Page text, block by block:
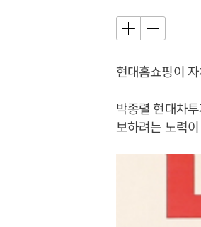
현대홈쇼핑이
박종렬 현대차
보하려는 노력